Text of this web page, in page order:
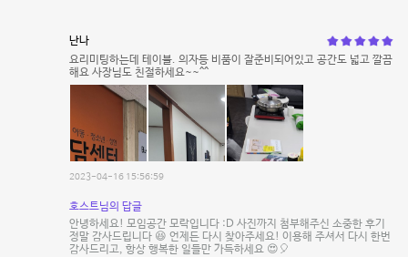
난나
요리미팅하는데 테이블. 의자등 비품이 잘준비되어있고 공간도 넓고 깔끔
해요 사장님도 친절하세요~~^^
2023-04-16 15:56:59
호스트님의 답글
안녕하세요! 모임공간 모락입니다 :D 사진까지 첨부해주신 소중한 후기
정말 감사드립니다 😆 언제든 다시 찾아주세요! 이용해 주셔서 다시 한번
감사드리고, 항상 행복한 일들만 가득하세요 😍🎈